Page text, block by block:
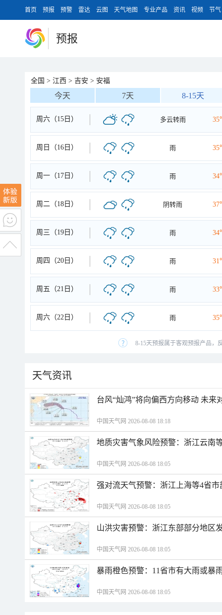
首页 预报 预警 雷达 云图 天气地图 专业产品 资讯 视频 节气
预报
全国 > 江西 > 吉安 > 安福
今天 7天 8-15天
周六（15日） 多云转雨
周日（16日） 雨
周一（17日） 雨
周二（18日） 阴转雨
周三（19日） 雨
周四（20日） 雨
周五（21日） 雨
周六（22日） 雨
8-15天预报属于客观预报产品，
天气资讯
台风“灿鸿”将向偏西方向移动 未来
中国天气网 2026-08-08 18:18
地质灾害气象风险预警：浙江云南
中国天气网 2026-08-08 18:05
强对流天气预警：浙江上海等4省
中国天气网 2026-08-08 18:05
山洪灾害预警：浙江东部部分地区
中国天气网 2026-08-08 18:05
暴雨橙色预警：11省市有大雨或暴
中国天气网 2026-08-08 18:05